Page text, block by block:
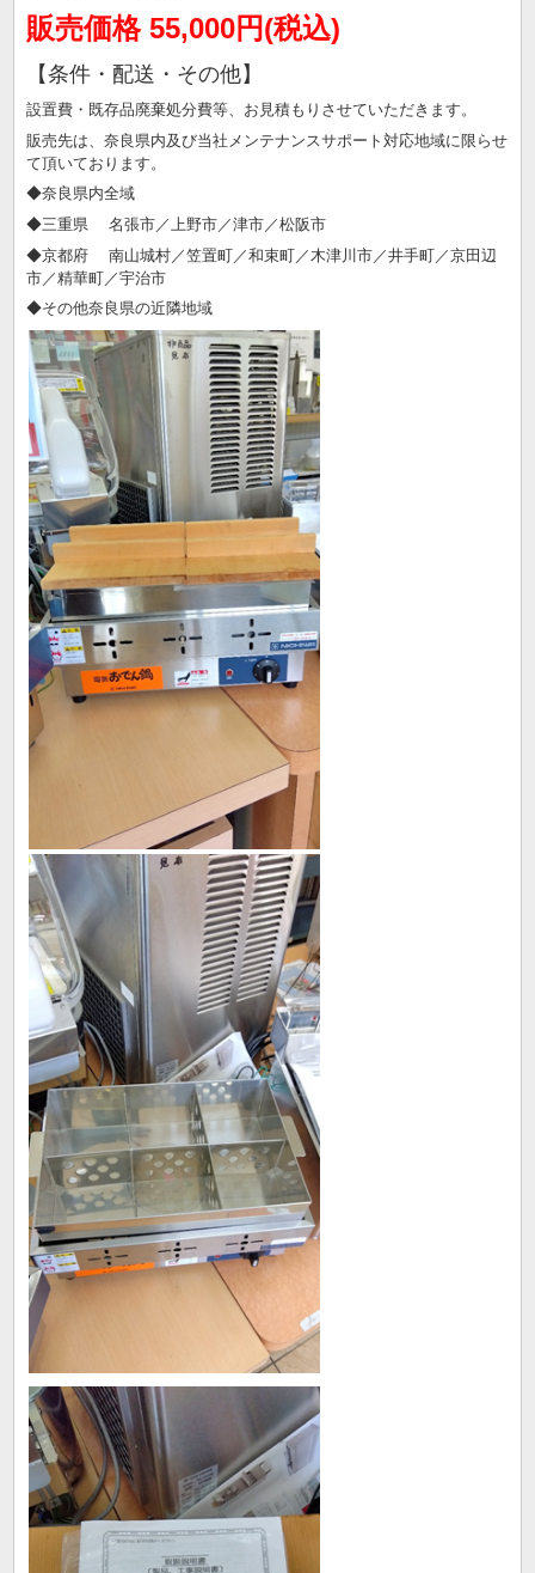
販売価格 55,000円(税込)
【条件・配送・その他】
設置費・既存品廃棄処分費等、お見積もりさせていただきます。
販売先は、奈良県内及び当社メンテナンスサポート対応地域に限らせ
て頂いております。
◆奈良県内全域
◆三重県 名張市／上野市／津市／松阪市
◆京都府 南山城村／笠置町／和束町／木津川市／井手町／京田辺
市／精華町／宇治市
◆その他奈良県の近隣地域